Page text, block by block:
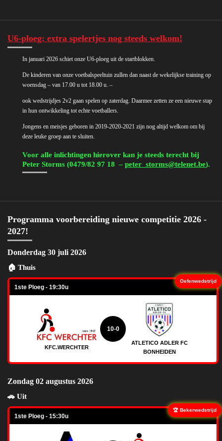
U6-ploeg: extra spelertjes nog steeds welkom!
In januari 2026 schiet onze U6-ploeg uit de startblokken.
De kinderen van onze voetbalspeeltuin zullen dan naast de wekelijkse training op
woensdag – van 17.00 u tot 18.00 u. –
ook wedstrijdjes 2v2 gaan spelen op zaterdag. Daarmee zetten ze een nieuwe stap
in hun ontwikkeling tot echte voetballers.
Jongens en meisjes geboren in 2019-2020-2021 zijn nog altijd welkom om bij
deze leuke groep aan te sluiten.
Voor alle inlichtingen hierover kan je steeds terecht bij
Peter Storms (0479/82 97 18 – peter_storms@telenet.be).
Programma voorbereiding nieuwe competitie 2026 -
2027!
Donderdag 30 juli 2026
🏠 Thuis
Oefenwedstrijd
1ste Ploeg - 19:30u
KFC.WERCHTER
10-0
ATLETICO ADLER FC
BONHEIDEN
Zondag 02 augustus 2026
🚗 Uit
🏆 Bekerwedstrijd
1ste Ploeg - 15:30u